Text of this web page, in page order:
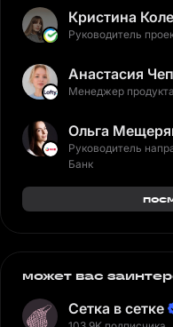
Кристина
Руководитель
Анастасия
Менеджер
Ольга
Руководитель
Банк
может вас
Сетка в сетке